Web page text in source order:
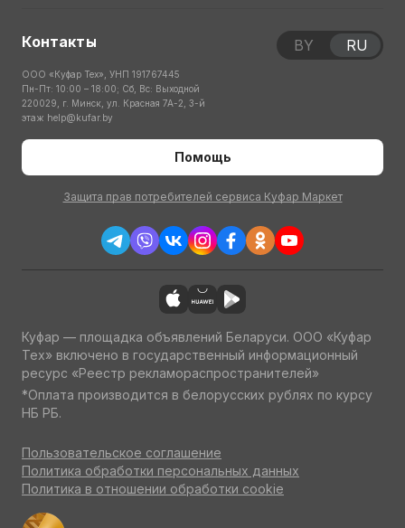
Контакты
ООО «Куфар Тех», УНП 191767445
Пн-Пт: 10:00 – 18:00; Сб, Вс: Выходной
220029, г. Минск, ул. Красная 7А-2, 3-й
этаж help@kufar.by
Помощь
Защита прав потребителей сервиса Куфар Маркет
BY RU
Куфар — площадка объявлений Беларуси. ООО «Куфар
Тех» включено в государственный информационный
ресурс «Реестр рекламораспространителей»
*Оплата производится в белорусских рублях по курсу
НБ РБ.
Пользовательское соглашение
Политика обработки персональных данных
Политика в отношении обработки cookie